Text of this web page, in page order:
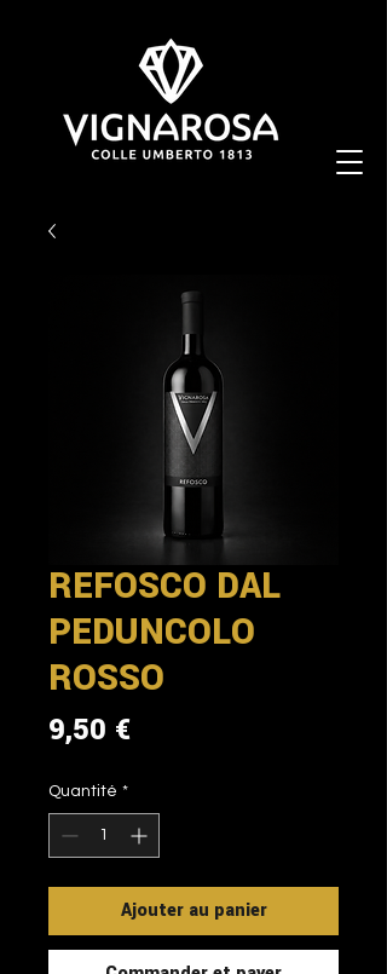
REFOSCO DAL
PEDUNCOLO
ROSSO
9,50 €Prix
Quantité *
Ajouter au panier